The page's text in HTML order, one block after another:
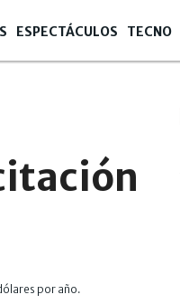
ESPECTÁCULOS TECNO